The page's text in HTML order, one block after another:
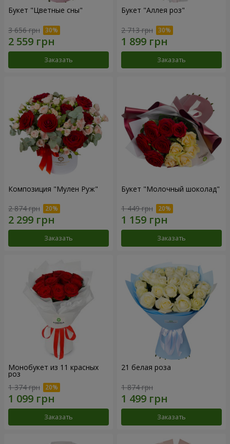
Букет "Цветные сны"
3 656 грн
Заказать
Букет "Аллея роз"
2 713 грн
Заказать
Композиция "Мулен Руж"
2 874 грн
Заказать
Букет "Молочный шоколад"
1 449 грн
Заказать
Монобукет из 11 красных
роз
1 374 грн
Заказать
21 белая роза
1 874 грн
Заказать